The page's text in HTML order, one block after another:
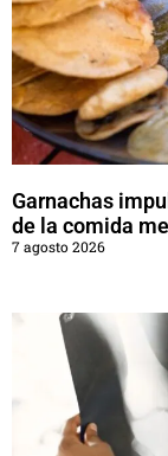
Garnachas
de la comida
7 agosto 2026